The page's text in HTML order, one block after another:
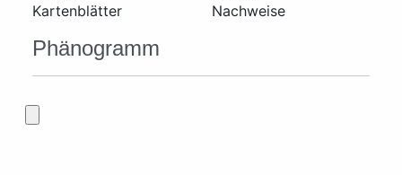
Kartenblätter
Nachweise
Phänogramm